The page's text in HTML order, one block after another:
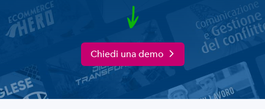
Chiedi una demo